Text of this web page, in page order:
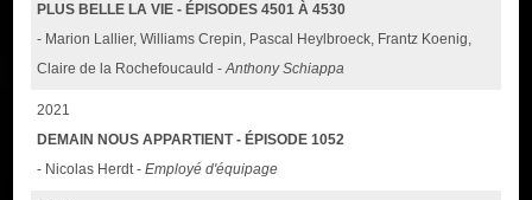
PLUS BELLE LA VIE - ÉPISODES 4501 À 4530
- Marion Lallier, Williams Crepin, Pascal Heylbroeck, Frantz Koenig,
Claire de la Rochefoucauld -Anthony Schiappa
2021
DEMAIN NOUS APPARTIENT - ÉPISODE 1052
- Nicolas Herdt -Employé d'équipage